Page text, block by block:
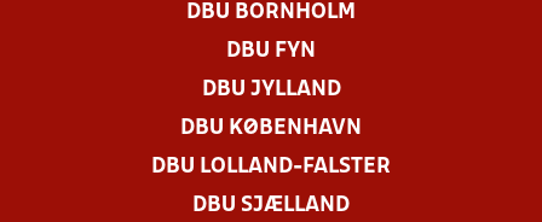
DBU BORNHOLM
DBU FYN
DBU JYLLAND
DBU KØBENHAVN
DBU LOLLAND-FALSTER
DBU SJÆLLAND